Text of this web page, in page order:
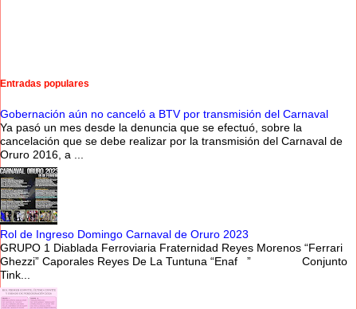
Entradas populares
Gobernación aún no canceló a BTV por transmisión del Carnaval
Ya pasó un mes desde la denuncia que se efectuó, sobre la
cancelación que se debe realizar por la transmisión del Carnaval de
Oruro 2016, a ...
Rol de Ingreso Domingo Carnaval de Oruro 2023
GRUPO 1 Diablada Ferroviaria Fraternidad Reyes Morenos “Ferrari
Ghezzi” Caporales Reyes De La Tuntuna “Enaf ” Conjunto
Tink...